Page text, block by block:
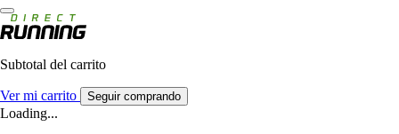
Subtotal del carrito
Ver mi carrito Seguir comprando
Loading...